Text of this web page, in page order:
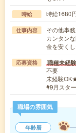
時給 時給1680
仕事内容
その他事
カンタン
金を安く
応募資格 職種未経
不要
未経験
#9月スタ
職場の雰囲気
年齢層